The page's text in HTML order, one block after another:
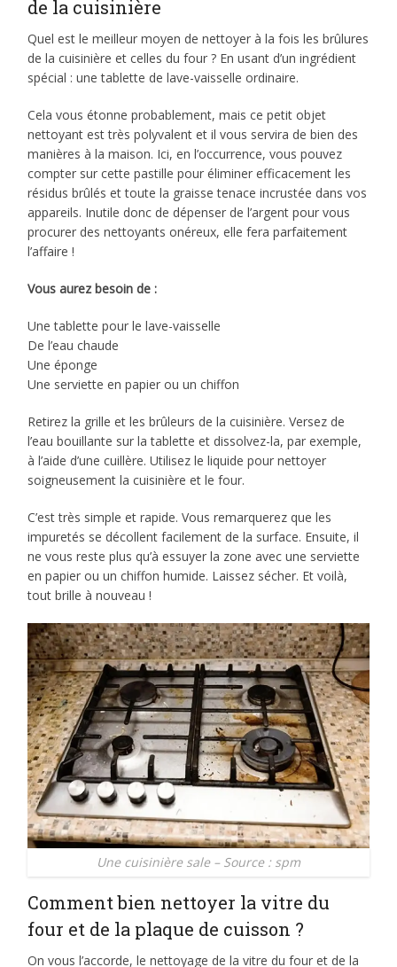
de la cuisinière
Quel est le meilleur moyen de nettoyer à la fois les brûlures
de la cuisinière et celles du four ? En usant d’un ingrédient
spécial : une tablette de lave-vaisselle ordinaire.
Cela vous étonne probablement, mais ce petit objet
nettoyant est très polyvalent et il vous servira de bien des
manières à la maison. Ici, en l’occurrence, vous pouvez
compter sur cette pastille pour éliminer efficacement les
résidus brûlés et toute la graisse tenace incrustée dans vos
appareils. Inutile donc de dépenser de l’argent pour vous
procurer des nettoyants onéreux, elle fera parfaitement
l’affaire !
Vous aurez besoin de :
Une tablette pour le lave-vaisselle
De l’eau chaude
Une éponge
Une serviette en papier ou un chiffon
Retirez la grille et les brûleurs de la cuisinière. Versez de
l’eau bouillante sur la tablette et dissolvez-la, par exemple,
à l’aide d’une cuillère. Utilisez le liquide pour nettoyer
soigneusement la cuisinière et le four.
C’est très simple et rapide. Vous remarquerez que les
impuretés se décollent facilement de la surface. Ensuite, il
ne vous reste plus qu’à essuyer la zone avec une serviette
en papier ou un chiffon humide. Laissez sécher. Et voilà,
tout brille à nouveau !
Une cuisinière sale – Source : spm
Comment bien nettoyer la vitre du
four et de la plaque de cuisson ?
On vous l’accorde, le nettoyage de la vitre du four et de la